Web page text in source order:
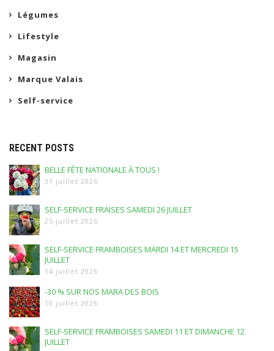
Légumes
Lifestyle
Magasin
Marque Valais
Self-service
RECENT POSTS
BELLE FÊTE NATIONALE À TOUS !
31 juillet 2026
SELF-SERVICE FRAISES SAMEDI 26 JUILLET
25 juillet 2026
SELF-SERVICE FRAMBOISES MARDI 14 ET MERCREDI 15
JUILLET
14 juillet 2026
-30 % SUR NOS MARA DES BOIS
10 juillet 2026
SELF-SERVICE FRAMBOISES SAMEDI 11 ET DIMANCHE 12
JUILLET